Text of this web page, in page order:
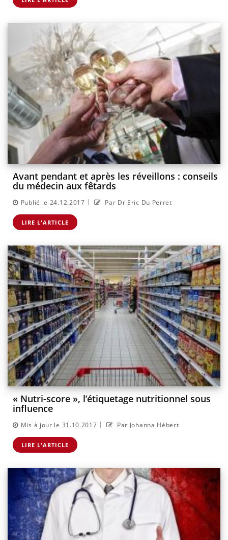
Avant pendant et après les réveillons : conseils
du médecin aux fêtards
Publié le 24.12.2017 | Par Dr Eric Du Perret
LIRE L'ARTICLE
« Nutri-score », l’étiquetage nutritionnel sous
influence
Mis à jour le 31.10.2017 | Par Johanna Hébert
LIRE L'ARTICLE